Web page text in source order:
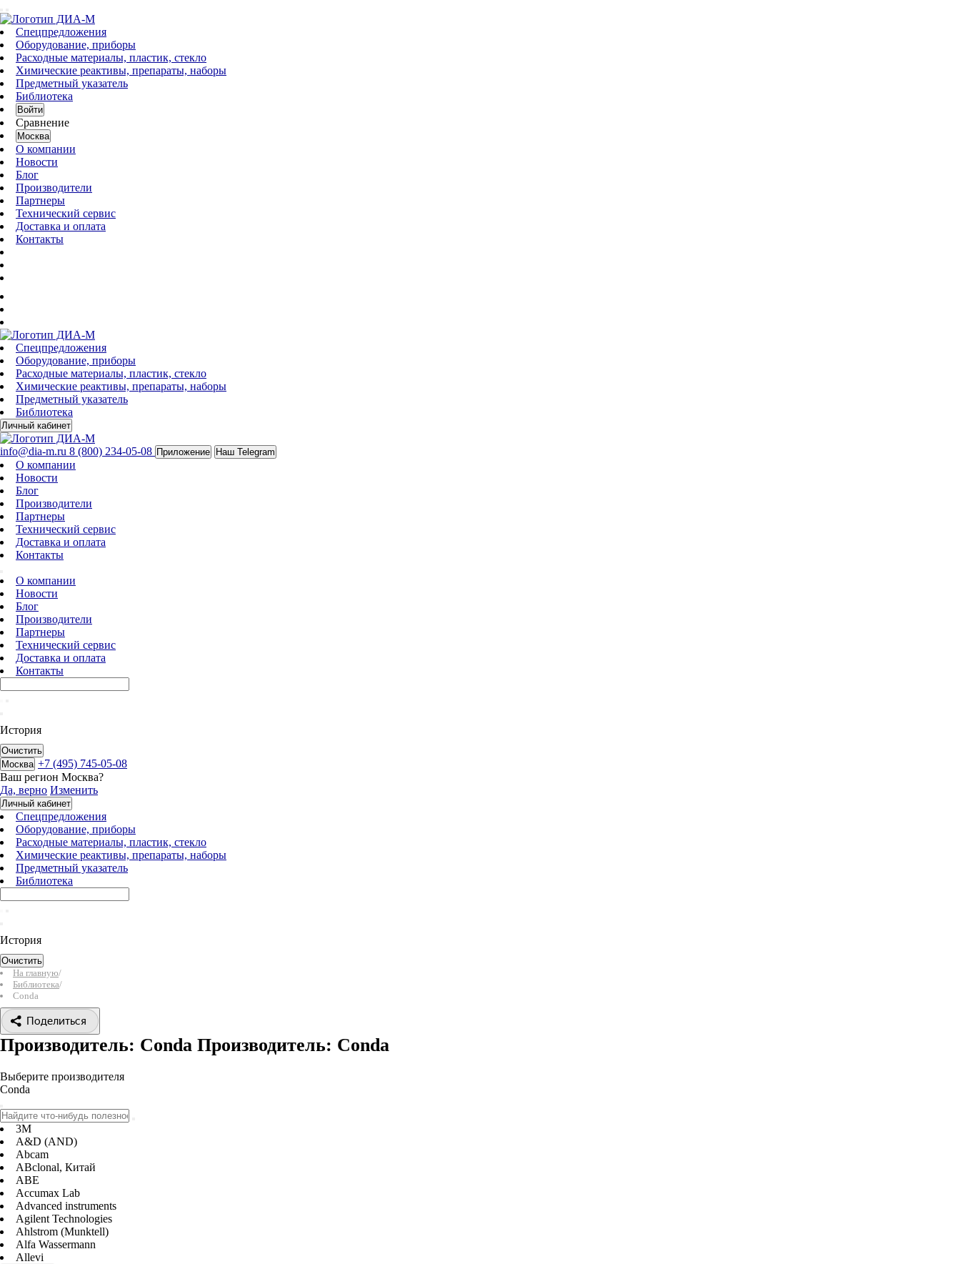
Спецпредложения
Оборудование, приборы
Расходные материалы, пластик, стекло
Химические реактивы, препараты, наборы
Предметный указатель
Библиотека
Войти
Сравнение
Москва
О компании
Новости
Блог
Производители
Партнеры
Технический сервис
Доставка и оплата
Контакты
Спецпредложения
Оборудование, приборы
Расходные материалы, пластик, стекло
Химические реактивы, препараты, наборы
Предметный указатель
Библиотека
Личный кабинет
info@dia-m.ru 8 (800) 234-05-08 Приложение Наш Telegram
О компании
Новости
Блог
Производители
Партнеры
Технический сервис
Доставка и оплата
Контакты
О компании
Новости
Блог
Производители
Партнеры
Технический сервис
Доставка и оплата
Контакты
История
Очистить
Москва +7 (495) 745-05-08
Ваш регион Москва?
Да, верно Изменить
Личный кабинет
Спецпредложения
Оборудование, приборы
Расходные материалы, пластик, стекло
Химические реактивы, препараты, наборы
Предметный указатель
Библиотека
История
Очистить
На главную/
Библиотека/
Conda
Поделиться
Производитель: Conda Производитель: Conda
Выберите производителя
Conda
3M
A&D (AND)
Abcam
ABclonal, Китай
ABE
Accumax Lab
Advanced instruments
Agilent Technologies
Ahlstrom (Munktell)
Alfa Wassermann
Allevi